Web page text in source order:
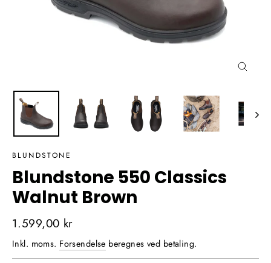
BLUNDSTONE
Blundstone 550 Classics
Walnut Brown
Normalpris
1.599,00 kr
Inkl. moms. Forsendelse beregnes ved betaling.